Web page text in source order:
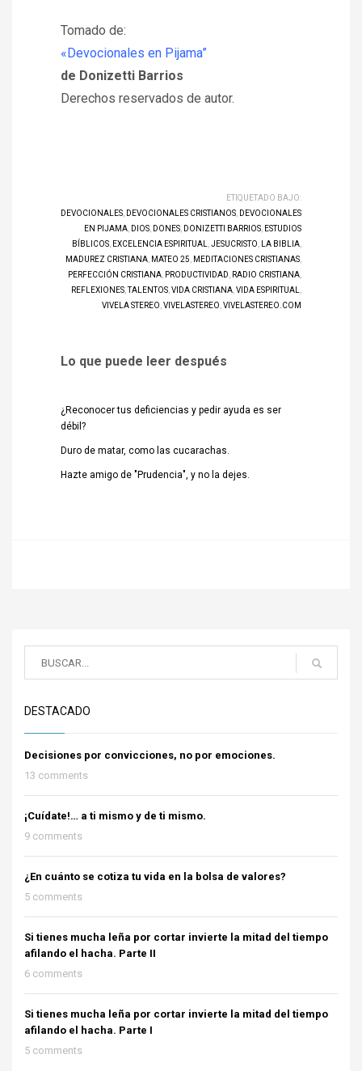
Tomado de:
«Devocionales en Pijama”
de Donizetti Barrios
Derechos reservados de autor.
ETIQUETADO BAJO:
DEVOCIONALES DEVOCIONALES CRISTIANOS DEVOCIONALES
EN PIJAMA DIOS DONES DONIZETTI BARRIOS ESTUDIOS
BÍBLICOS EXCELENCIA ESPIRITUAL JESUCRISTO LA BIBLIA
MADUREZ CRISTIANA MATEO 25 MEDITACIONES CRISTIANAS
PERFECCIÓN CRISTIANA PRODUCTIVIDAD RADIO CRISTIANA
REFLEXIONES ,TALENTOS VIDA CRISTIANA VIDA ESPIRITUAL
VIVELA STEREO VIVELASTEREO VIVELASTEREO.COM
Lo que puede leer después
¿Reconocer tus deficiencias y pedir ayuda es ser
débil?
Duro de matar, como las cucarachas.
Hazte amigo de "Prudencia", y no la dejes.
DESTACADO
Decisiones por convicciones, no por emociones.
13 comments
¡Cuídate!… a ti mismo y de ti mismo.
9 comments
¿En cuánto se cotiza tu vida en la bolsa de valores?
5 comments
Si tienes mucha leña por cortar invierte la mitad del tiempo
afilando el hacha. Parte II
6 comments
Si tienes mucha leña por cortar invierte la mitad del tiempo
afilando el hacha. Parte I
5 comments